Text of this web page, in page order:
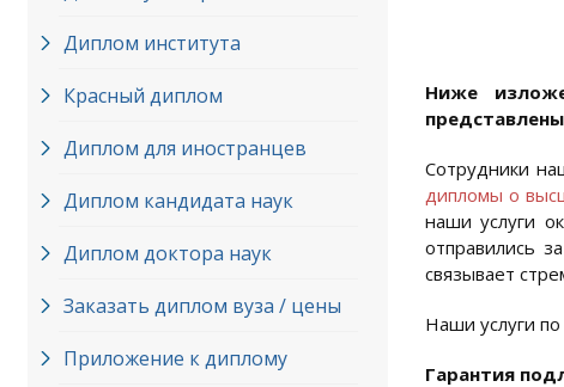
Диплом института
Красный диплом
Диплом для иностранцев
Диплом кандидата наук
Диплом доктора наук
Заказать диплом вуза / цены
Приложение к диплому
Ниже
Сотрудники
дипломы о
наши услуги
отправились
связывает
Наши услуги
Гарантия